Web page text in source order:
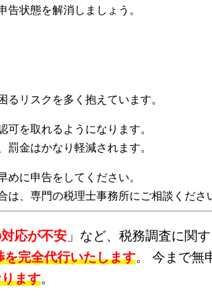
状態を解消しましょう。
リスクを多く抱えています。
を取れるようになります。
罰金はかなり軽減されます。
めに申告をしてください。
、専門の税理士事務所にご相談くださ
応が不安 」など、税務調査に関
完全代行いたします。 今まで無
ます。